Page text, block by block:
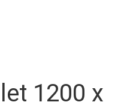
1200 x